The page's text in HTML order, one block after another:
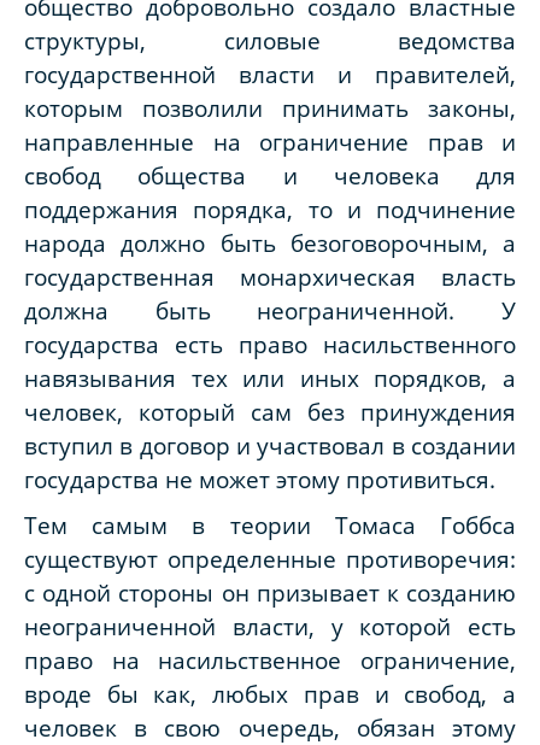
общество добровольно создало властные
структуры, силовые ведомства
государственной власти и правителей,
которым позволили принимать законы,
направленные на ограничение прав и
свобод общества и человека для
поддержания порядка, то и подчинение
народа должно быть безоговорочным, а
государственная монархическая власть
должна быть неограниченной. У
государства есть право насильственного
навязывания тех или иных порядков, а
человек, который сам без принуждения
вступил в договор и участвовал в создании
государства не может этому противиться.
Тем самым в теории Томаса Гоббса
существуют определенные противоречия:
с одной стороны он призывает к созданию
неограниченной власти, у которой есть
право на насильственное ограничение,
вроде бы как, любых прав и свобод, а
человек в свою очередь, обязан этому